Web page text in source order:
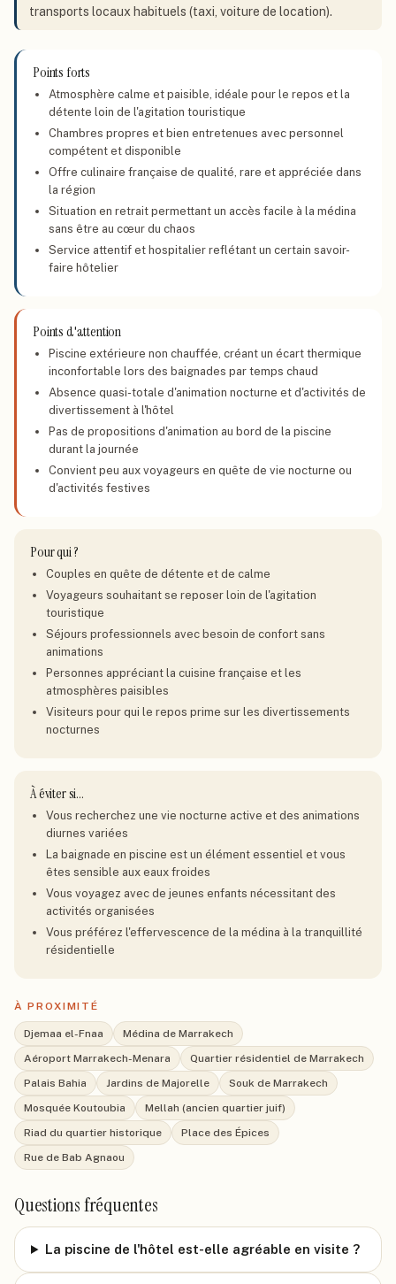
transports locaux habituels (taxi, voiture de location).
Points forts
Atmosphère calme et paisible, idéale pour le repos et la
détente loin de l'agitation touristique
Chambres propres et bien entretenues avec personnel
compétent et disponible
Offre culinaire française de qualité, rare et appréciée dans
la région
Situation en retrait permettant un accès facile à la médina
sans être au cœur du chaos
Service attentif et hospitalier reflétant un certain savoir-
faire hôtelier
Points d'attention
Piscine extérieure non chauffée, créant un écart thermique
inconfortable lors des baignades par temps chaud
Absence quasi-totale d'animation nocturne et d'activités de
divertissement à l'hôtel
Pas de propositions d'animation au bord de la piscine
durant la journée
Convient peu aux voyageurs en quête de vie nocturne ou
d'activités festives
Pour qui ?
Couples en quête de détente et de calme
Voyageurs souhaitant se reposer loin de l'agitation
touristique
Séjours professionnels avec besoin de confort sans
animations
Personnes appréciant la cuisine française et les
atmosphères paisibles
Visiteurs pour qui le repos prime sur les divertissements
nocturnes
À éviter si…
Vous recherchez une vie nocturne active et des animations
diurnes variées
La baignade en piscine est un élément essentiel et vous
êtes sensible aux eaux froides
Vous voyagez avec de jeunes enfants nécessitant des
activités organisées
Vous préférez l'effervescence de la médina à la tranquillité
résidentielle
À PROXIMITÉ
Djemaa el-Fnaa
Médina de Marrakech
Aéroport Marrakech-Menara
Quartier résidentiel de Marrakech
Palais Bahia
Jardins de Majorelle
Souk de Marrakech
Mosquée Koutoubia
Mellah (ancien quartier juif)
Riad du quartier historique
Place des Épices
Rue de Bab Agnaou
Questions fréquentes
La piscine de l'hôtel est-elle agréable en visite ?